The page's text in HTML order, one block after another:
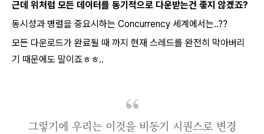
근데 위처럼 모든 데이터를 동기적으로 다운받는건 좋지 않겠죠?
동시성과 병렬을 중요시하는 Concurrency 세계에서는..??
모든 다운로드가 완료될 때 까지 현재 스레드를 완전히 막아버리
기 때문에도 말이죠ㅎㅎ..
그렇기에 우리는 이것을 비동기 시퀀스로 변경